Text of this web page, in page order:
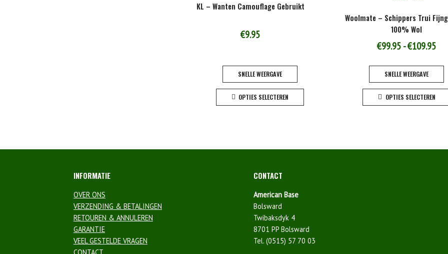
KL – Wanten Camouflage Gebruikt
€9.95
SNELLE WEERGAVE
OPTIES SELECTEREN
productpagina
Woolmate – Schippers Trui
100% Wol
€99.95-€109.95
SNELLE WEERGAVE
OPTIES SELECTEREN
INFORMATIE
OVER ONS
VERZENDING & BETALINGEN
RETOUREN & ANNULEREN
GARANTIE
VEEL GESTELDE VRAGEN
CONTACT
American Base
Bolsward
Twibaksdyk 4
8701 PP Bolsward
Tel. (0515) 57 70 03